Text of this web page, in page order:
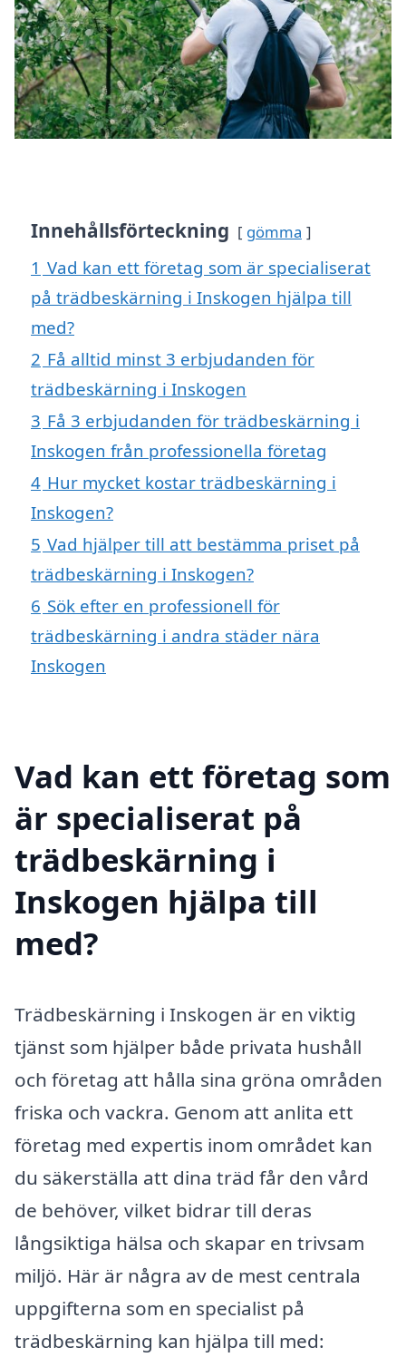
Innehållsförteckning gömma
1 Vad kan ett företag som är specialiserat
på trädbeskärning i Inskogen hjälpa till
med?
2 Få alltid minst 3 erbjudanden för
trädbeskärning i Inskogen
3 Få 3 erbjudanden för trädbeskärning i
Inskogen från professionella företag
4 Hur mycket kostar trädbeskärning i
Inskogen?
5 Vad hjälper till att bestämma priset på
trädbeskärning i Inskogen?
6 Sök efter en professionell för
trädbeskärning i andra städer nära
Inskogen
Vad kan ett företag som
är specialiserat på
trädbeskärning i
Inskogen hjälpa till
med?
Trädbeskärning i Inskogen är en viktig
tjänst som hjälper både privata hushåll
och företag att hålla sina gröna områden
friska och vackra. Genom att anlita ett
företag med expertis inom området kan
du säkerställa att dina träd får den vård
de behöver, vilket bidrar till deras
långsiktiga hälsa och skapar en trivsam
miljö. Här är några av de mest centrala
uppgifterna som en specialist på
trädbeskärning kan hjälpa till med: